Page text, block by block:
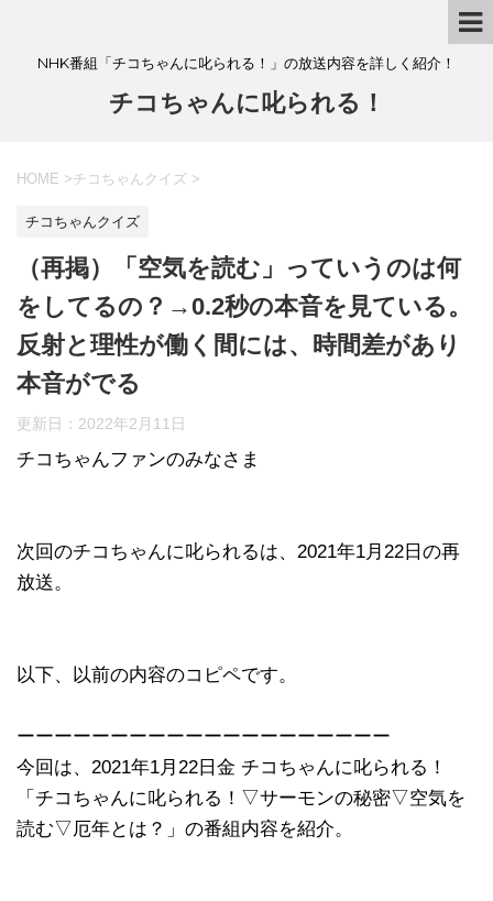
NHK番組「チコちゃんに叱られる！」の放送内容を詳しく紹介！
チコちゃんに叱られる！
HOME >チコちゃんクイズ >
チコちゃんクイズ
（再掲）「空気を読む」っていうのは何
をしてるの？→0.2秒の本音を見ている。
反射と理性が働く間には、時間差があり
本音がでる
更新日： 2022年2月11日
チコちゃんファンのみなさま
次回のチコちゃんに叱られるは、2021年1月22日の再
放送。
以下、以前の内容のコピペです。
ーーーーーーーーーーーーーーーーーーーー
今回は、2021年1月22日金 チコちゃんに叱られる！
「チコちゃんに叱られる！▽サーモンの秘密▽空気を
読む▽厄年とは？」の番組内容を紹介。